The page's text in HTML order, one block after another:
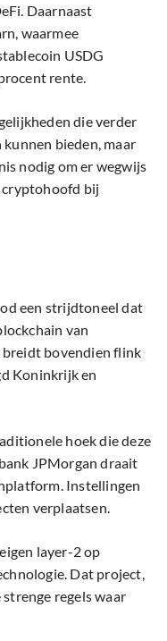
Daarnaast
waarmee
USDG
rente.
die verder
bieden, maar
nodig om er wegwijs
cryptohoofd bij
een strijdtoneel dat
van
bovendien flink
Koninkrijk en
hoek die deze
JPMorgan draait
Instellingen
verplaatsen.
layer-2 op
Dat project,
regels waar